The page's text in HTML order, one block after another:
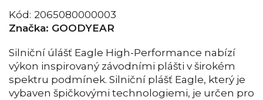
Kód: 2065080000003
Značka: GOODYEAR
Silniční úlášť Eagle High-Performance nabízí
výkon inspirovaný závodními plášti v širokém
spektru podmínek. Silniční plášť Eagle, který je
vybaven špičkovými technologiemi, je určen pro